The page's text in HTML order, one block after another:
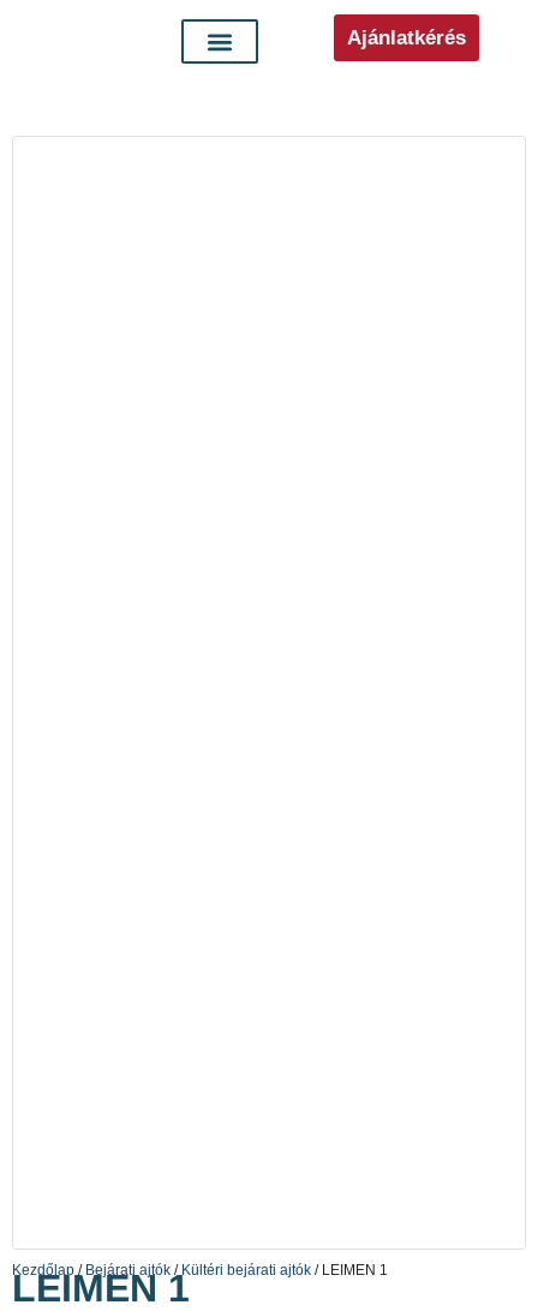
Ajánlatkérés
Kezdőlap / Bejárati ajtók / Kültéri bejárati ajtók / LEIMEN 1
LEIMEN 1